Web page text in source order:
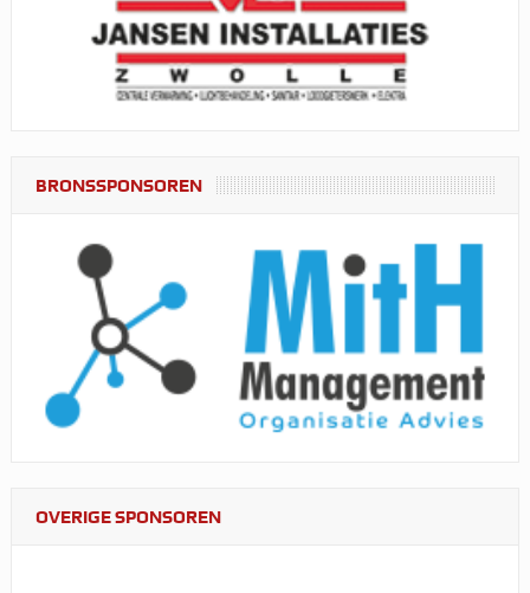
BRONSSPONSOREN
OVERIGE SPONSOREN